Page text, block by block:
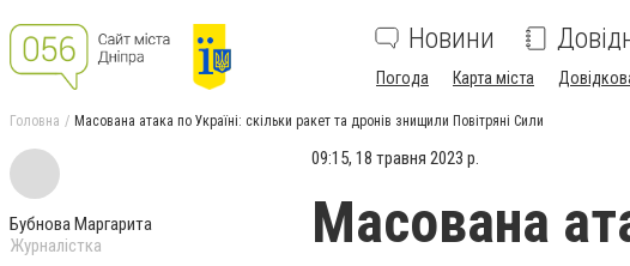
Новини
Погода Карта міста
Головна Масована атака по Україні: скільки ракет та дронів знищили Повітряні Сили
Бубнова Маргарита
Журналістка
09:15, 18 травня 2023 р.
Масована